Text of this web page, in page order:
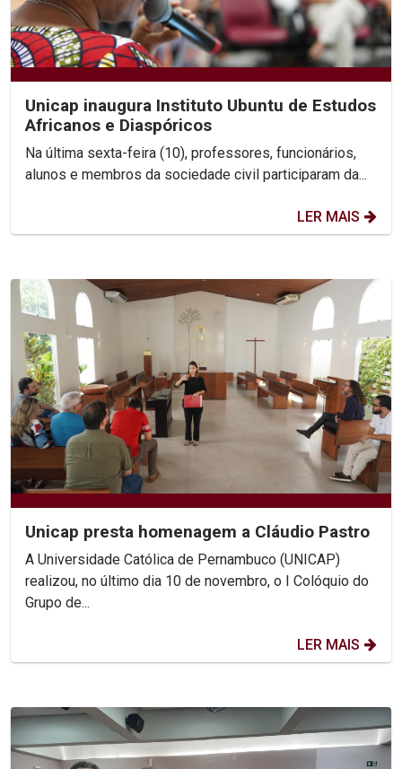
Unicap inaugura Instituto Ubuntu de Estudos
Africanos e Diaspóricos
Na última sexta-feira (10), professores, funcionários,
alunos e membros da sociedade civil participaram da...
LER MAIS
Unicap presta homenagem a Cláudio Pastro
A Universidade Católica de Pernambuco (UNICAP)
realizou, no último dia 10 de novembro, o I Colóquio do
Grupo de...
LER MAIS